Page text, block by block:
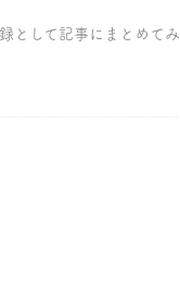
として記事にまとめてみ